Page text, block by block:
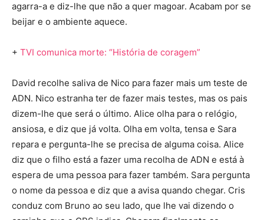
agarra-a e diz-lhe que não a quer magoar. Acabam por se
beijar e o ambiente aquece.
+ TVI comunica morte: “História de coragem”
David recolhe saliva de Nico para fazer mais um teste de
ADN. Nico estranha ter de fazer mais testes, mas os pais
dizem-lhe que será o último. Alice olha para o relógio,
ansiosa, e diz que já volta. Olha em volta, tensa e Sara
repara e pergunta-lhe se precisa de alguma coisa. Alice
diz que o filho está a fazer uma recolha de ADN e está à
espera de uma pessoa para fazer também. Sara pergunta
o nome da pessoa e diz que a avisa quando chegar. Cris
conduz com Bruno ao seu lado, que lhe vai dizendo o